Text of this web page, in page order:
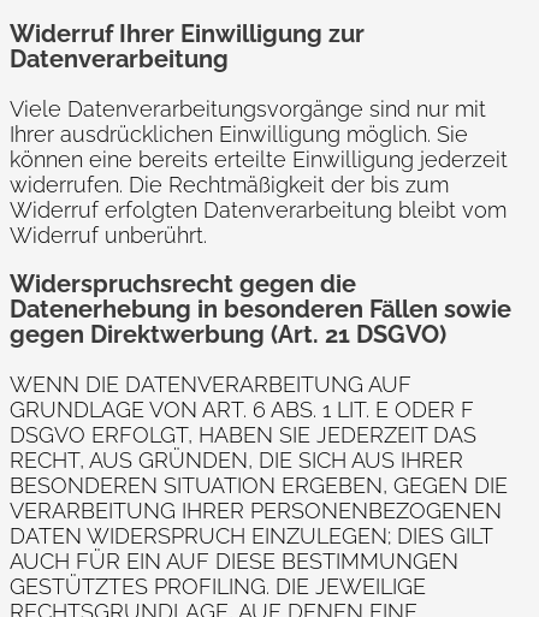
Widerruf Ihrer Einwilligung zur
Datenverarbeitung
Viele Datenverarbeitungsvorgänge sind nur mit
Ihrer ausdrücklichen Einwilligung möglich. Sie
können eine bereits erteilte Einwilligung jederzeit
widerrufen. Die Rechtmäßigkeit der bis zum
Widerruf erfolgten Datenverarbeitung bleibt vom
Widerruf unberührt.
Widerspruchsrecht gegen die
Datenerhebung in besonderen Fällen sowie
gegen Direktwerbung (Art. 21 DSGVO)
WENN DIE DATENVERARBEITUNG AUF
GRUNDLAGE VON ART. 6 ABS. 1 LIT. E ODER F
DSGVO ERFOLGT, HABEN SIE JEDERZEIT DAS
RECHT, AUS GRÜNDEN, DIE SICH AUS IHRER
BESONDEREN SITUATION ERGEBEN, GEGEN DIE
VERARBEITUNG IHRER PERSONENBEZOGENEN
DATEN WIDERSPRUCH EINZULEGEN; DIES GILT
AUCH FÜR EIN AUF DIESE BESTIMMUNGEN
GESTÜTZTES PROFILING. DIE JEWEILIGE
RECHTSGRUNDLAGE, AUF DENEN EINE